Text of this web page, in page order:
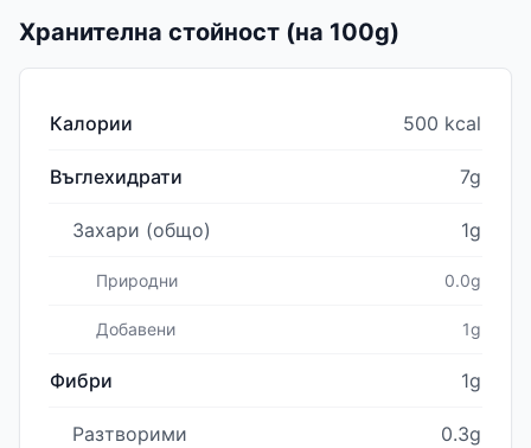
Хранителна стойност (на 100g)
Калории 500 kcal
Въглехидрати 7g
Захари (общо) 1g
Природни 0.0g
Добавени 1g
Фибри 1g
Разтворими 0.3g